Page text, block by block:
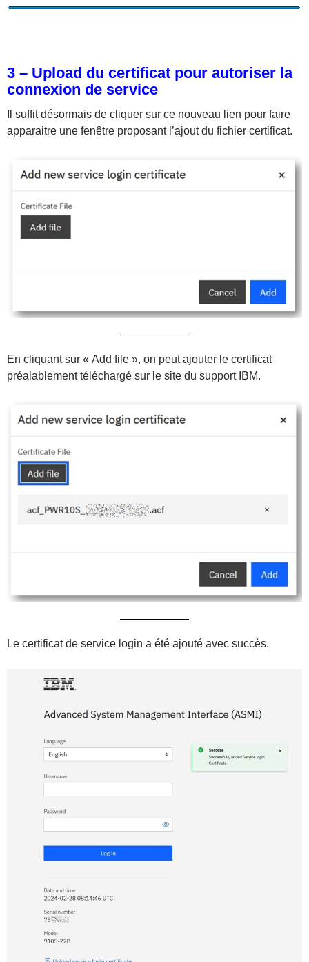
3 – Upload du certificat pour autoriser la
connexion de service
Il suffit désormais de cliquer sur ce nouveau lien pour faire
apparaitre une fenêtre proposant l’ajout du fichier certificat.
En cliquant sur « Add file », on peut ajouter le certificat
préalablement téléchargé sur le site du support IBM.
Le certificat de service login a été ajouté avec succès.